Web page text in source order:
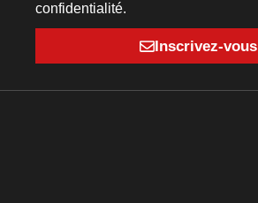
confidentialité.
Inscrivez-vous